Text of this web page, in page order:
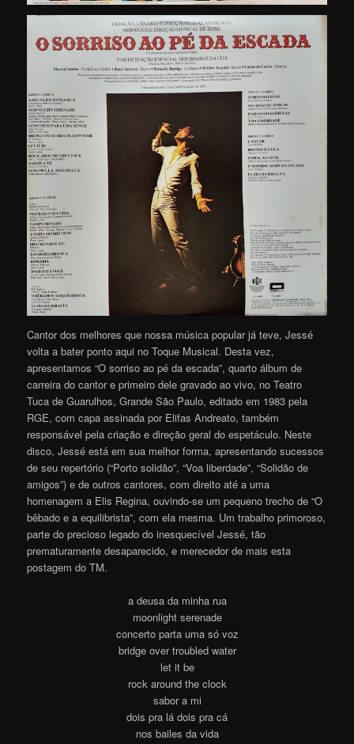
Cantor dos melhores que nossa música popular já teve, Jessé
volta a bater ponto aqui no Toque Musical. Desta vez,
apresentamos “O sorriso ao pé da escada”, quarto álbum de
carreira do cantor e primeiro dele gravado ao vivo, no Teatro
Tuca de Guarulhos, Grande São Paulo, editado em 1983 pela
RGE, com capa assinada por Elifas Andreato, também
responsável pela criação e direção geral do espetáculo. Neste
disco, Jessé está em sua melhor forma, apresentando sucessos
de seu repertório (“Porto solidão”, “Voa liberdade”, “Solidão de
amigos”) e de outros cantores, com direito até a uma
homenagem a Elis Regina, ouvindo-se um pequeno trecho de “O
bêbado e a equilibrista”, com ela mesma. Um trabalho primoroso,
parte do precioso legado do inesquecível Jessé, tão
prematuramente desaparecido, e merecedor de mais esta
postagem do TM.
a deusa da minha rua
moonlight serenade
concerto parta uma só voz
bridge over troubled water
let it be
rock around the clock
sabor a mi
dois pra lá dois pra cá
nos bailes da vida